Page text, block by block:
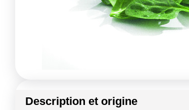
Description et origine